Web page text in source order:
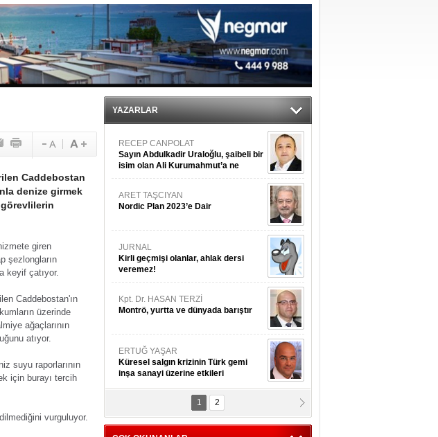
Yüz binlerce canlıyı öldürmüş
biyolojik bombaya dönüşüyor
Ormanı!
fuarlarına çıkarma yapacak
yoğun talep var
kurmaya hazırlanıyor
Caddebostan
denize girmek
görevlilerin
giren
şezlongların
keyif çatıyor.
Caddebostan'ın
üzerinde
ağaçlarının
atıyor.
suyu raporlarının
için burayı tercih
vurguluyor.
YAZARLAR
RECEP CANPOLAT
Sayın Abdulkadir Uraloğlu, şaibeli bir
isim olan Ali Kurumahmut’a ne
danışıyorsunuz?
ARET TAŞCIYAN
Nordic Plan 2023’e Dair
JURNAL
Kirli geçmişi olanlar, ahlak dersi
veremez!
Kpt. Dr. HASAN TERZİ
Montrö, yurtta ve dünyada barıştır
ERTUĞ YAŞAR
Küresel salgın krizinin Türk gemi
inşa sanayi üzerine etkileri
Kpt. MESUT AZMİ GÖKSOY
ithafen...
1 2